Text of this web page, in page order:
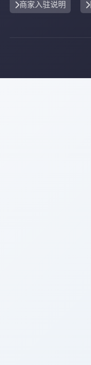
商家入驻说明